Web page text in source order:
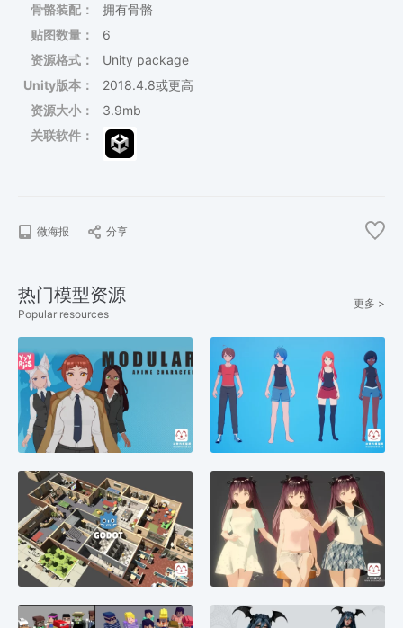
骨骼装配：
拥有骨骼
贴图数量：
6
资源格式：
Unity package
Unity版本：
2018.4.8或更高
资源大小：
3.9mb
关联软件：
微海报 分享
热门模型资源
Popular resources
更多 >